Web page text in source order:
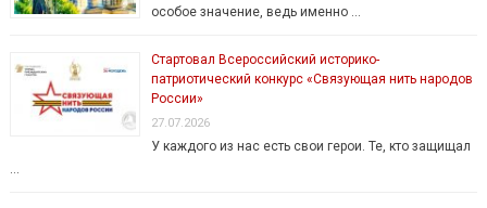
особое значение, ведь именно …
Стартовал Всероссийский историко-
патриотический конкурс «Связующая нить народов
России»
27.07.2026
У каждого из нас есть свои герои. Те, кто защищал
…